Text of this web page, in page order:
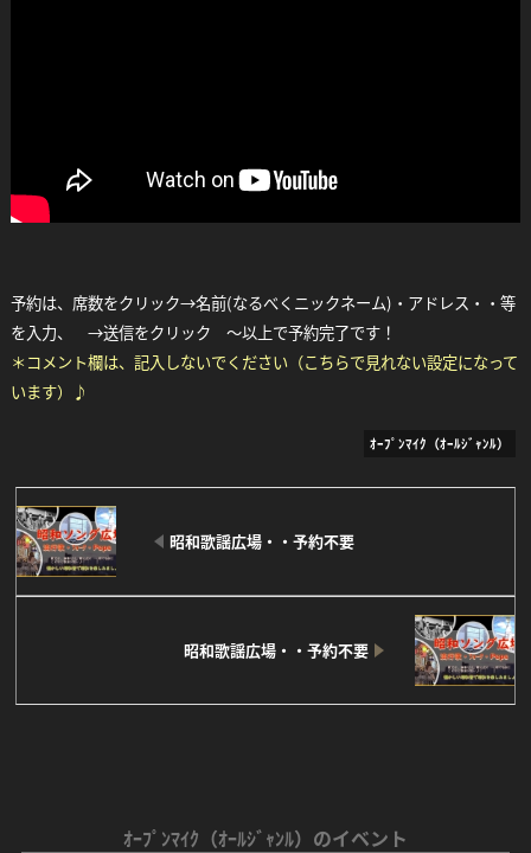
予約は、席数をクリック→名前(なるべくニックネーム)・アドレス・・等
を入力、 →送信をクリック ～以上で予約完了です！
＊コメント欄は、記入しないでください（こちらで見れない設定になって
います）♪
ｵｰﾌﾟﾝﾏｲｸ（ｵｰﾙｼﾞｬﾝﾙ）
昭和歌謡広場・・予約不要
昭和歌謡広場・・予約不要
ｵｰﾌﾟﾝﾏｲｸ（ｵｰﾙｼﾞｬﾝﾙ）のイベント